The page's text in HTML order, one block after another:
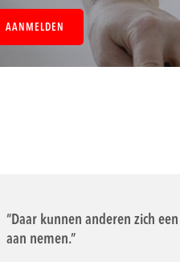
AANMELDEN
“Daar kunnen anderen zich
aan nemen.”